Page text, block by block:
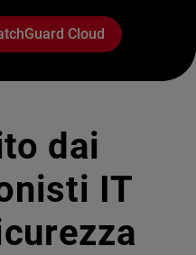
Cloud
dai
IT